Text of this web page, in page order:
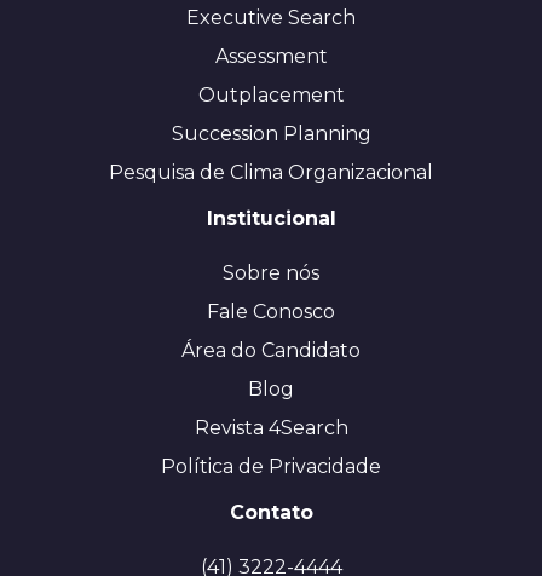
Executive Search
Assessment
Outplacement
Succession Planning
Pesquisa de Clima Organizacional
Institucional
Sobre nós
Fale Conosco
Área do Candidato
Blog
Revista 4Search
Política de Privacidade
Contato
(41) 3222-4444